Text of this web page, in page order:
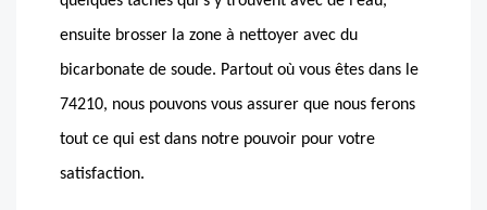
ensuite brosser la zone à nettoyer avec du
bicarbonate de soude. Partout où vous êtes dans le
74210, nous pouvons vous assurer que nous ferons
tout ce qui est dans notre pouvoir pour votre
satisfaction.